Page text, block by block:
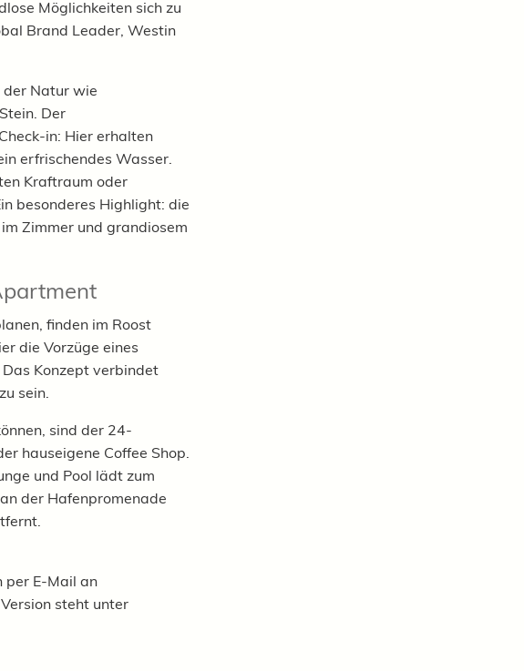
Möglichkeiten sich zu
Brand Leader, Westin
der Natur wie
Der
in: Hier erhalten
erfrischendes Wasser.
Kraftraum oder
besonderes Highlight: die
Zimmer und grandiosem
finden im Roost
die Vorzüge eines
Konzept verbindet
sein.
sind der 24-
hauseigene Coffee Shop.
und Pool lädt zum
der Hafenpromenade
per E-Mail an
steht unter